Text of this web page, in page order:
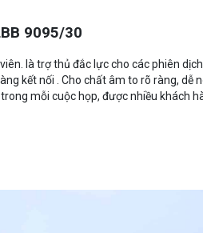
9095/30
là trợ thủ đắc lực cho các phiên
kết nối . Cho chất âm to rõ ràng, dễ
mỗi cuộc họp, được nhiều khách